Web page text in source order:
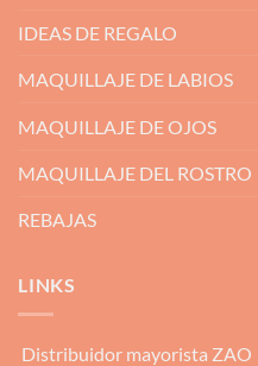
IDEAS DE REGALO
MAQUILLAJE DE LABIOS
MAQUILLAJE DE OJOS
MAQUILLAJE DEL ROSTRO
REBAJAS
LINKS
Distribuidor mayorista ZAO